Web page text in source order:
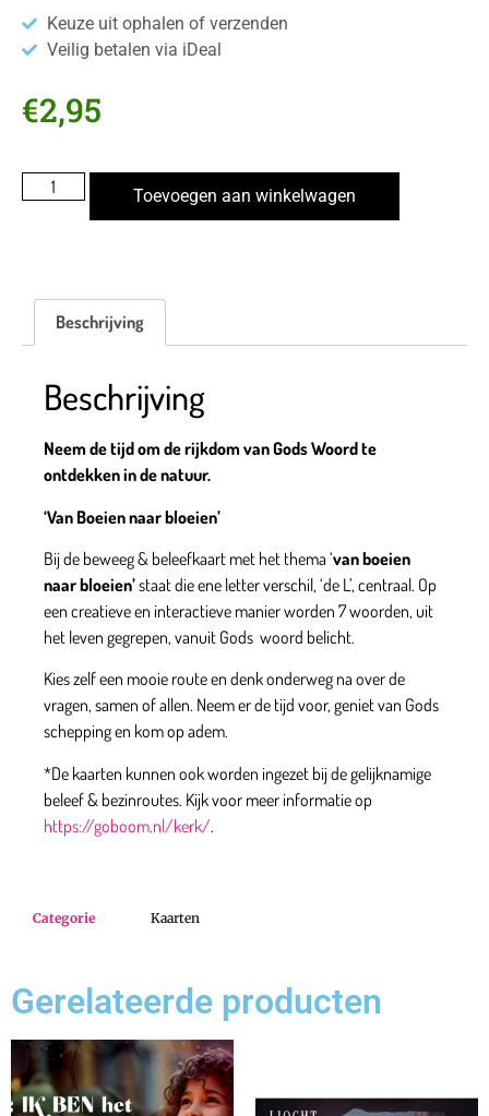
Keuze uit ophalen of verzenden
Veilig betalen via iDeal
€2,95
Toevoegen aan winkelwagen
Beschrijving
Beschrijving
Neem de tijd om de rijkdom van Gods Woord te
ontdekken in de natuur.
‘Van Boeien naar bloeien’
Bij de beweeg & beleefkaart met het thema ‘van boeien
naar bloeien’staat die ene letter verschil, ‘de L’, centraal. Op
een creatieve en interactieve manier worden 7 woorden, uit
het leven gegrepen, vanuit Gods woord belicht.
Kies zelf een mooie route en denk onderweg na over de
vragen, samen of allen. Neem er de tijd voor, geniet van Gods
schepping en kom op adem.
*De kaarten kunnen ook worden ingezet bij de gelijknamige
beleef & bezinroutes. Kijk voor meer informatie op
https://goboom.nl/kerk/.
Categorie Kaarten
Gerelateerde producten